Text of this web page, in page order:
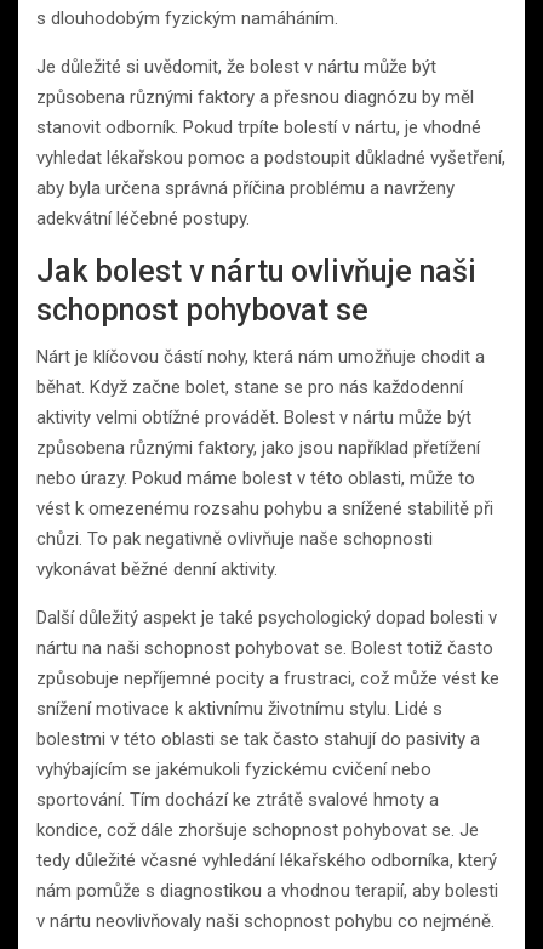
s dlouhodobým fyzickým namáháním.
Je důležité si uvědomit, že bolest v nártu může být
způsobena různými faktory a přesnou diagnózu by měl
stanovit odborník. Pokud trpíte bolestí v nártu, je vhodné
vyhledat lékařskou pomoc a podstoupit důkladné vyšetření,
aby byla určena správná příčina problému a navrženy
adekvátní léčebné postupy.
Jak bolest v nártu ovlivňuje naši
schopnost pohybovat se
Nárt je klíčovou částí nohy, která nám umožňuje chodit a
běhat. Když začne bolet, stane se pro nás každodenní
aktivity velmi obtížné provádět. Bolest v nártu může být
způsobena různými faktory, jako jsou například přetížení
nebo úrazy. Pokud máme bolest v této oblasti, může to
vést k omezenému rozsahu pohybu a snížené stabilitě při
chůzi. To pak negativně ovlivňuje naše schopnosti
vykonávat běžné denní aktivity.
Další důležitý aspekt je také psychologický dopad bolesti v
nártu na naši schopnost pohybovat se. Bolest totiž často
způsobuje nepříjemné pocity a frustraci, což může vést ke
snížení motivace k aktivnímu životnímu stylu. Lidé s
bolestmi v této oblasti se tak často stahují do pasivity a
vyhýbajícím se jakémukoli fyzickému cvičení nebo
sportování. Tím dochází ke ztrátě svalové hmoty a
kondice, což dále zhoršuje schopnost pohybovat se. Je
tedy důležité včasné vyhledání lékařského odborníka, který
nám pomůže s diagnostikou a vhodnou terapií, aby bolesti
v nártu neovlivňovaly naši schopnost pohybu co nejméně.